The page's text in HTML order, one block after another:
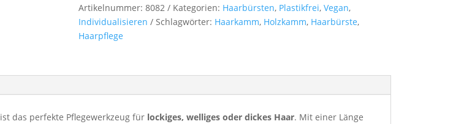
–
grobe
Zahnung,
bruchfest
Menge
Artikelnummer: 8082 Kategorien: Haarbürsten, Plastikfrei, Vegan,
Individualisieren
Schlagwörter: Haarkamm, Holzkamm, Haarbürste,
Haarpflege
ist das perfekte Pflegewerkzeug für lockiges, welliges oder dickes Haar. Mit einer Länge